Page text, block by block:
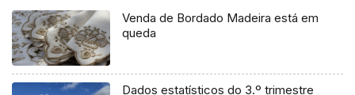
Venda de Bordado Madeira está em
queda
Dados estatísticos do 3.º trimestre